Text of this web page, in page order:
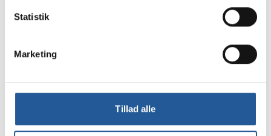
Statistik
Marketing
Tillad alle
Skarridsøgade 53